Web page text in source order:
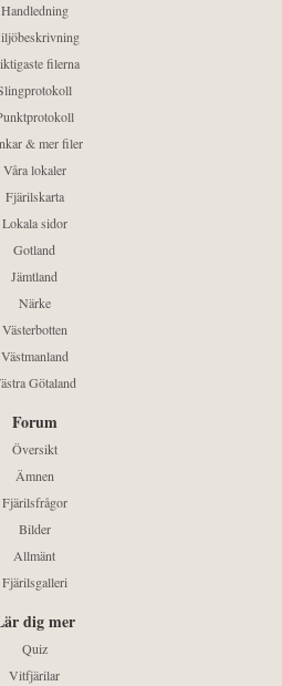
Handledning
filerna
& mer filer
Våra lokaler
Fjärilskarta
Lokala sidor
Gotland
Jämtland
Närke
Västerbotten
Västmanland
Götaland
Forum
Översikt
Ämnen
Fjärilsfrågor
Bilder
Allmänt
Fjärilsgalleri
dig mer
Quiz
Vitfjärilar